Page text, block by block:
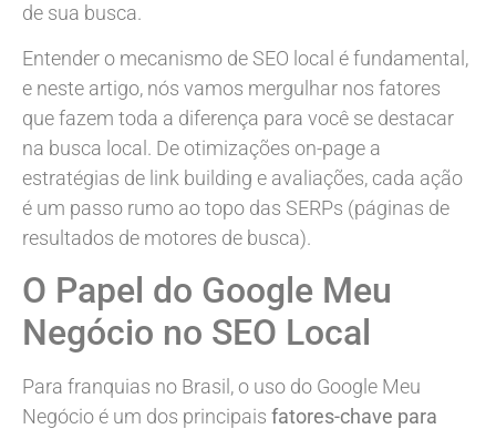
de sua busca.
Entender o mecanismo de SEO local é fundamental,
e neste artigo, nós vamos mergulhar nos fatores
que fazem toda a diferença para você se destacar
na busca local. De otimizações on-page a
estratégias de link building e avaliações, cada ação
é um passo rumo ao topo das SERPs (páginas de
resultados de motores de busca).
O Papel do Google Meu
Negócio no SEO Local
Para franquias no Brasil, o uso do Google Meu
Negócio é um dos principais fatores-chave para